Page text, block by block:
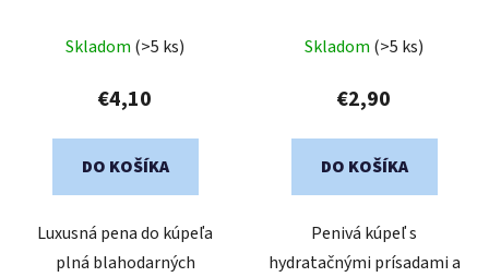
Skladom (>5 ks)
€4,10
DO KOŠÍKA
Luxusná pena do kúpeľa
plná blahodarných
hodnotenie
produktu
je
5,0
z
hviezdičiek.
Skladom (>5 ks)
€2,90
DO KOŠÍKA
Penivá kúpeľ s
hydratačnými prísadami a